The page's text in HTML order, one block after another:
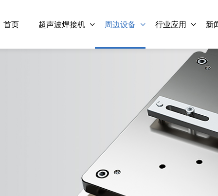
首页 超声波焊接机 周边设备 行业应用 新
1200W 数字 灵科超声